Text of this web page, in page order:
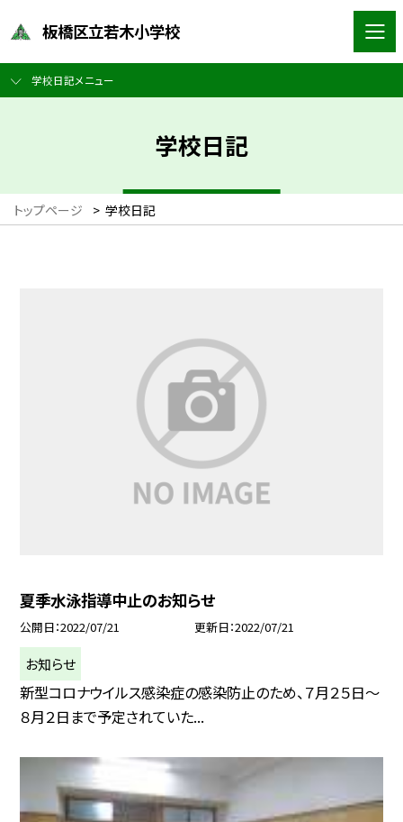
板橋区立若木小学校
学校日記メニュー
学校日記
トップページ > 学校日記
夏季水泳指導中止のお知らせ
公開日 2022/07/21 更新日 2022/07/21
お知らせ
新型コロナウイルス感染症の感染防止のため、７月２５日〜
８月２日まで予定されていた...